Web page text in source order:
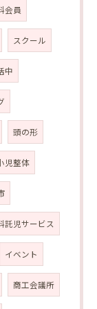
会員
スクール
中
頭の形
児整体
託児サービス
イベント
商工会議所